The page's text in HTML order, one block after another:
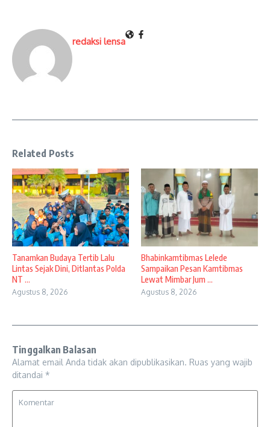
redaksi lensa
Related Posts
Tanamkan Budaya Tertib Lalu
Lintas Sejak Dini, Ditlantas Polda
NT ...
Agustus 8, 2026
Bhabinkamtibmas Lelede
Sampaikan Pesan Kamtibmas
Lewat Mimbar Jum ...
Agustus 8, 2026
Tinggalkan Balasan
Alamat email Anda tidak akan dipublikasikan. Ruas yang wajib
ditandai *